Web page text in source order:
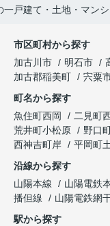
戸建て・土地・マン
市区町村から探す
加古川市
明石市
加古郡稲美町
宍粟
町名から探す
魚住町西岡
二見町
荒井町小松原
野口
西神吉町岸
平岡町
沿線から探す
山陽本線
山陽電鉄
播但線
山陽電鉄網
駅から探す